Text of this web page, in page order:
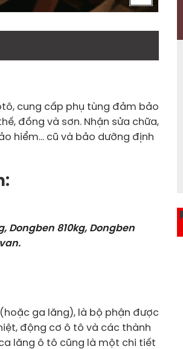
cung cấp phụ tùng đảm bảo
đồng và sơn. Nhận sửa chữa,
hiểm… cũ và bảo dưỡng định
Dongben 810kg, Dongben
ga lăng), là bộ phận được
động cơ ô tô và các thành
lăng ô tô cũng là một chi tiết